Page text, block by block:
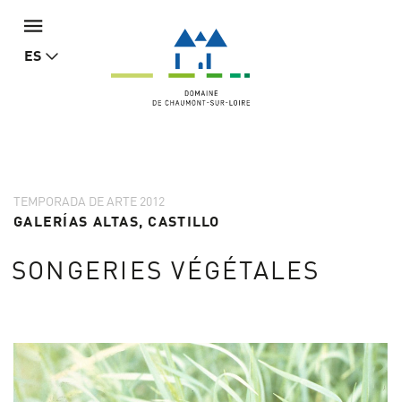
ES
TEMPORADA DE ARTE 2012
GALERÍAS ALTAS, CASTILLO
SONGERIES VÉGÉTALES